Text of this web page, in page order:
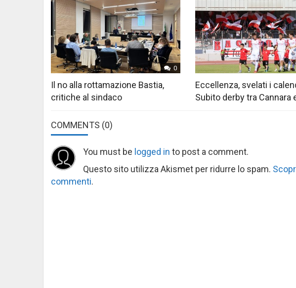
0
Il no alla rottamazione Bastia,
critiche al sindaco
Eccellenza, svelati i
Subito derby tra Cannara
COMMENTS (0)
You must be logged in to post a comment.
Questo sito utilizza Akismet per ridurre lo spam.
commenti.